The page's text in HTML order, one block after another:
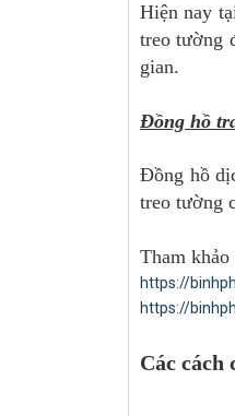
Hiện nay
treo tường
gian.
Đồng hồ
Đồng hồ
treo tường
Tham khảo
https://
https://
Các cách